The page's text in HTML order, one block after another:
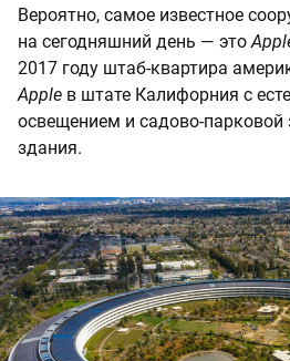
Вероятно, самое известное
на сегодняшний день — это
2017 году штаб-квартира
Apple в штате Калифорния с
освещением и садово-парковой
здания.